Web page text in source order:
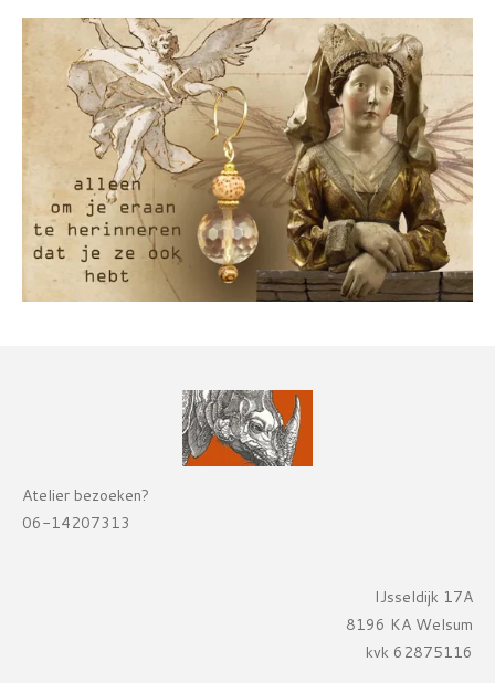
Atelier bezoeken?
06-14207313
IJsseldijk 17A
8196 KA Welsum
kvk 62875116